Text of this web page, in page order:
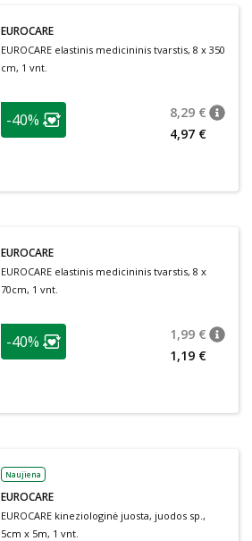
EUROCARE
EUROCARE elastinis medicininis tvarstis, 8 x 350
cm, 1 vnt.
patarimas
Lojalumo klubo narių nuolaida
-40% 8,29 €
4,97 €
EUROCARE
EUROCARE elastinis medicininis tvarstis, 8 x
70cm, 1 vnt.
patarimas
Lojalumo klubo narių nuolaida
-40% 1,99 €
1,19 €
Naujiena
EUROCARE
EUROCARE kineziologinė juosta, juodos sp.,
5cm x 5m, 1 vnt.